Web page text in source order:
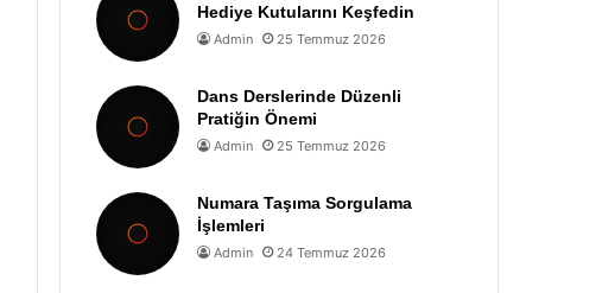
Hediye Kutularını Keşfedin
Admin 25 Temmuz 2026
Dans Derslerinde Düzenli
Pratiğin Önemi
Admin 25 Temmuz 2026
Numara Taşıma Sorgulama
İşlemleri
Admin 24 Temmuz 2026